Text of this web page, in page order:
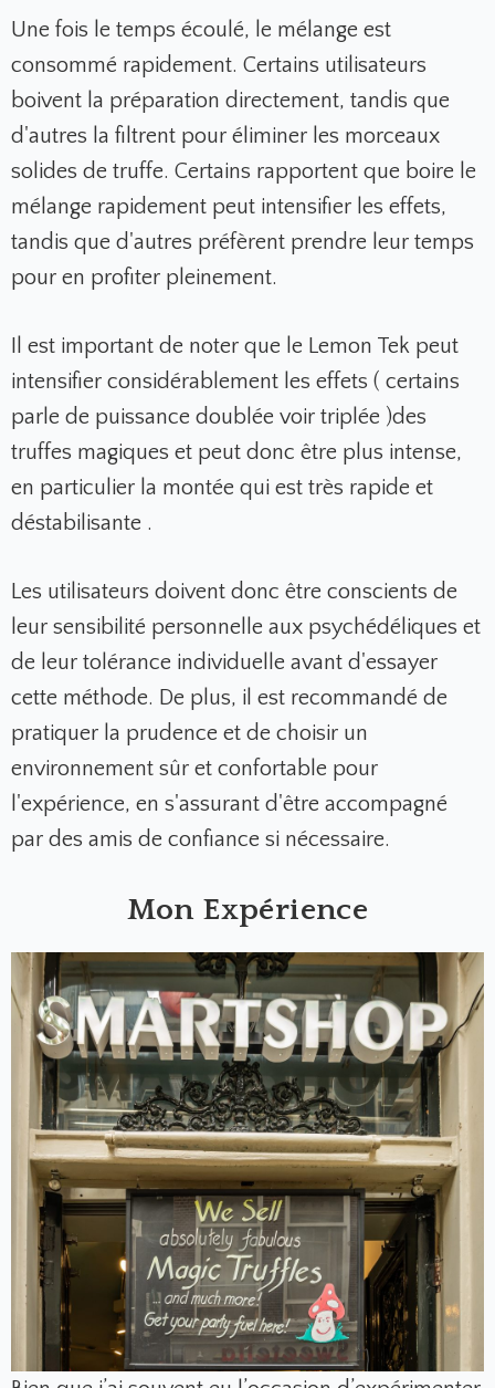
Une fois le temps écoulé, le mélange est
consommé rapidement. Certains utilisateurs
boivent la préparation directement, tandis que
d'autres la filtrent pour éliminer les morceaux
solides de truffe. Certains rapportent que boire le
mélange rapidement peut intensifier les effets,
tandis que d'autres préfèrent prendre leur temps
pour en profiter pleinement.
Il est important de noter que le Lemon Tek peut
intensifier considérablement les effets ( certains
parle de puissance doublée voir triplée )des
truffes magiques et peut donc être plus intense,
en particulier la montée qui est très rapide et
déstabilisante .
Les utilisateurs doivent donc être conscients de
leur sensibilité personnelle aux psychédéliques et
de leur tolérance individuelle avant d'essayer
cette méthode. De plus, il est recommandé de
pratiquer la prudence et de choisir un
environnement sûr et confortable pour
l'expérience, en s'assurant d'être accompagné
par des amis de confiance si nécessaire.
Mon Expérience